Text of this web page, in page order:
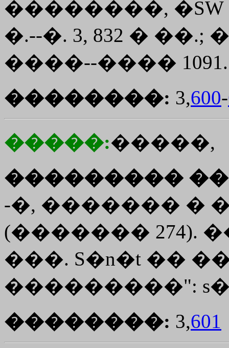
��������, �SW
�.--�. 3, 832 �
����--���� 1091.
��������: 3,600-
�����:�����,
���������
-�, ������� �
(������� 274).
���. S�n�t ��
���������":
��������: 3,601